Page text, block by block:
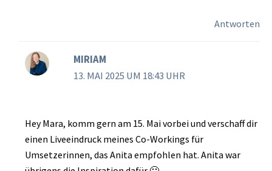
Antworten
MIRIAM
13. MAI 2025 UM 18:43 UHR
Hey Mara, komm gern am 15. Mai vorbei und verschaff dir
einen Liveeindruck meines Co-Workings für
Umsetzerinnen, das Anita empfohlen hat. Anita war